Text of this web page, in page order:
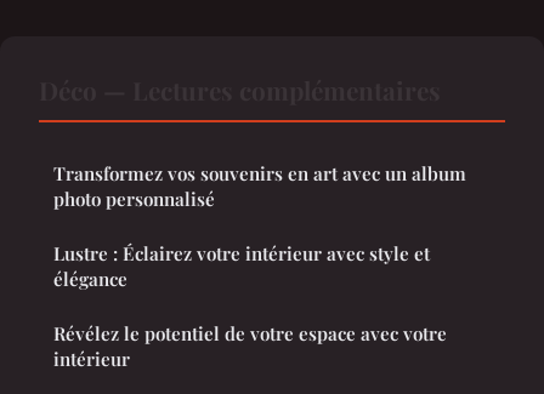
Transformez vos souvenirs en art avec un album
photo personnalisé
Lustre : Éclairez votre intérieur avec style et
élégance
Révélez le potentiel de votre espace avec votre
intérieur